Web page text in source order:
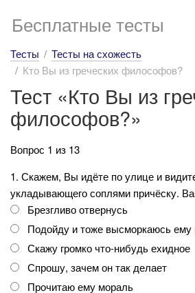
Бесплатные тесты
Тесты
Тесты на схожесть
Кто Вы из греческих философов?
Тест «Кто Вы из
философов?»
Вопрос 1 из 13
1. Скажем, Вы идёте по улице и
укладывающего соплями причёску.
Брезгливо отвернусь
Подойду и тоже высморкаюсь ему
Скажу громко что-нибудь ехидное
Спрошу, зачем он так делает
Прочитаю ему мораль